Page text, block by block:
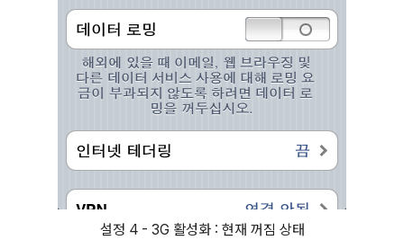
설정 4 - 3G 활성화 : 현재 꺼짐 상태